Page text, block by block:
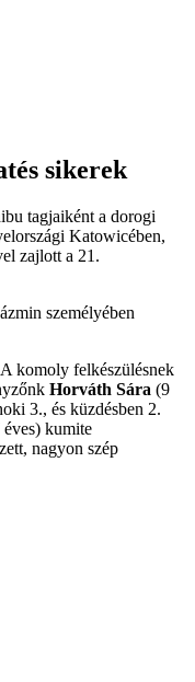
sikerek
tagjaiként a dorogi
Katowicében,
zajlott a 21.
személyében
komoly felkészülésnek
Horváth Sára (9
3., és küzdésben 2.
éves) kumite
nagyon szép